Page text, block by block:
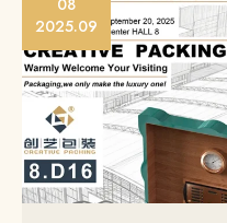
08
2025.09